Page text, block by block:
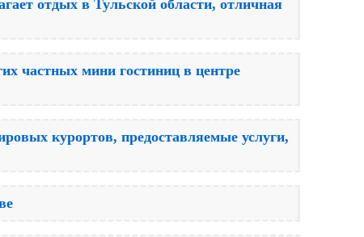
отдых в Тульской области, отличная
частных мини гостиниц в центре
курортов, предоставляемые услуги,